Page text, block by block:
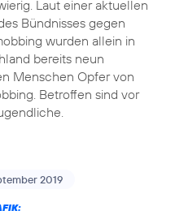
Laut einer aktuellen
Bündnisses gegen
wurden allein in
bereits neun
Menschen Opfer von
Betroffen sind vor
2019